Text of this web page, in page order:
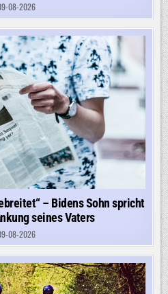
08-2026
– Bidens Sohn spricht
seines Vaters
08-2026